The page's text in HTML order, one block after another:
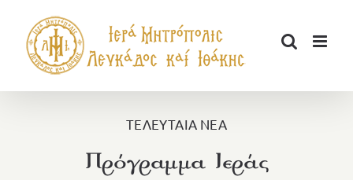
περιεχόμενο
ΤΕΛΕΥΤΑΙΑ ΝΕΑ
Πρόγραμμα Ιεράς